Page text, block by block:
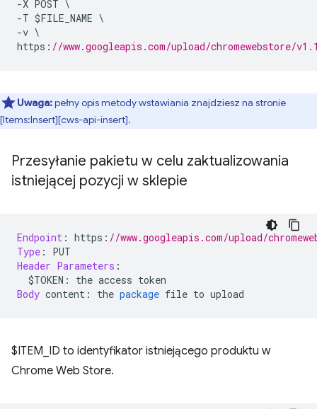
-X POST \
-T $FILE_NAME \
-v \
https : //www.googleapis.com/upload/chromewebstore/
Uwaga:pełny opis metody wstawiania znajdziesz na stronie
[Items:Insert][cws-api-insert].
Przesyłanie pakietu w celu zaktualizowania
istniejącej pozycji w sklepie
Endpoint : https : //www.googleapis.com/upload/
Type :
PUT
Header Parameters :
$TOKEN :
the access token
Body content : the package file to upload
$ITEM_ID to identyfikator istniejącego produktu w
Chrome Web Store.